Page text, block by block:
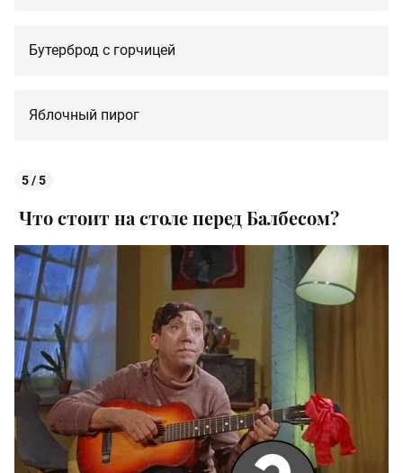
Бутерброд с горчицей
Яблочный пирог
5 / 5
Что стоит на столе перед Балбесом?